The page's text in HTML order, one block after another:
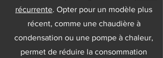
récurrente. Opter pour un modèle plus
récent, comme une chaudière à
condensation ou une pompe à chaleur,
permet de réduire la consommation